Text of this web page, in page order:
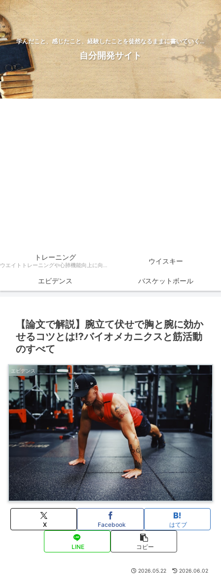
学んだこと、感じたこと、経験したことを徒然なるままに書いていく…
自分開発サイト
トレーニング
ウエイトトレーニングや心肺機能向上に向けたトレーニング方法、ダイエットなどトレーニングに関する様々な情報を科学的根拠をもとに解説 ウイスキー
エビデンス バスケットボール
【論文で解説】腕立て伏せで胸と腕に効か
せるコツとは⁉バイオメカニクスと筋活動
のすべて
エビデンス
X Facebook はてブ
LINE コピー
2026.05.22 2026.06.02